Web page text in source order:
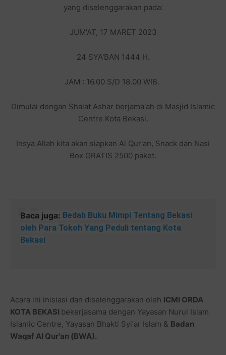
yang diselenggarakan pada:
JUM'AT, 17 MARET 2023
24 SYA'BAN 1444 H.
JAM : 16.00 S/D 18.00 WIB.
Dimulai dengan Shalat Ashar berjama'ah di Masjid Islamic
Centre Kota Bekasi.
Insya Allah kita akan siapkan Al Qur'an, Snack dan Nasi
Box GRATIS 2500 paket.
Baca juga: Bedah Buku Mimpi Tentang Bekasi
oleh Para Tokoh Yang Peduli tentang Kota
Bekasi
Acara ini inisiasi dan diselenggarakan oleh ICMI ORDA
KOTA BEKASI bekerjasama dengan Yayasan Nurul Islam
Islamic Centre, Yayasan Bhakti Syi'ar Islam & Badan
Waqaf Al Qur'an (BWA).